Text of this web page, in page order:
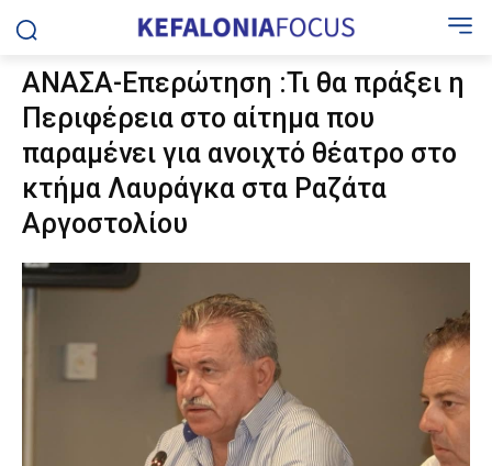
ΑΝΑΣΑ-Επερώτηση :Τι θα πράξει η
Περιφέρεια στο αίτημα που
παραμένει για ανοιχτό θέατρο στο
κτήμα Λαυράγκα στα Ραζάτα
Αργοστολίου